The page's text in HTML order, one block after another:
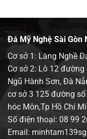
Đá Mỹ Nghệ Sài Gòn
Cơ sở 1: Làng Nghề
Cơ sở 2: Lô 12
Ngũ Hành Sơn, Đà
cơ sở 3 125 đường
hóc Môn,Tp Hồ Chí
Số điện thoại: 08 99
Email: